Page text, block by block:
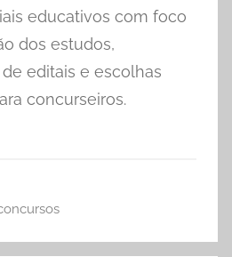
educativos com foco
dos estudos,
editais e escolhas
concurseiros.